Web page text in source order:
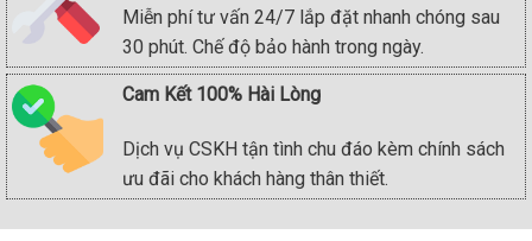
Miễn phí tư vấn 24/7 lắp đặt nhanh chóng sau
30 phút. Chế độ bảo hành trong ngày.
Cam Kết 100% Hài Lòng
Dịch vụ CSKH tận tình chu đáo kèm chính sách
ưu đãi cho khách hàng thân thiết.